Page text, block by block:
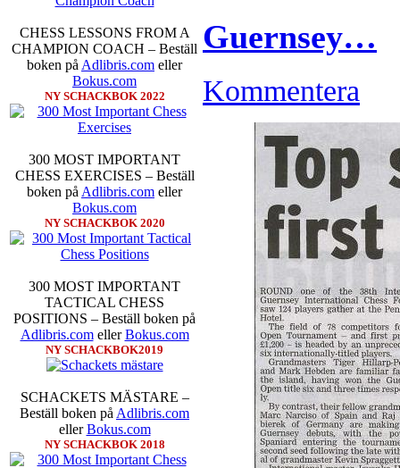
CHESS LESSONS FROM A
CHAMPION COACH – Beställ
boken på Adlibris.com eller
Bokus.com
NY SCHACKBOK 2022
300 MOST IMPORTANT
CHESS EXERCISES – Beställ
boken på Adlibris.com eller
Bokus.com
NY SCHACKBOK 2020
300 MOST IMPORTANT
TACTICAL CHESS
POSITIONS – Beställ boken på
Adlibris.comellerBokus.com
NY SCHACKBOK2019
SCHACKETS MÄSTARE –
Beställ boken på Adlibris.com
ellerBokus.com
NY SCHACKBOK 2018
Guernsey…
Kommentera